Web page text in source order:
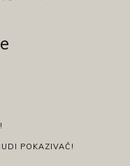
POKAZIVAČ!